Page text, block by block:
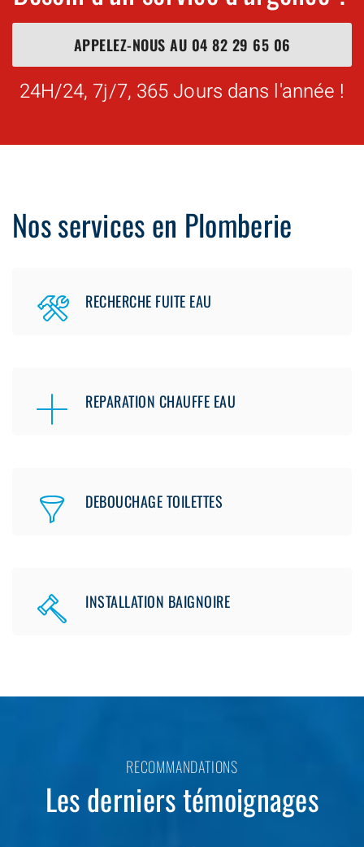
APPELEZ-NOUS AU 04 82 29 65 06
24H/24, 7j/7, 365 Jours dans l'année !
Nos services en Plomberie
RECHERCHE FUITE EAU
REPARATION CHAUFFE EAU
DEBOUCHAGE TOILETTES
INSTALLATION BAIGNOIRE
RECOMMANDATIONS
Les derniers témoignages